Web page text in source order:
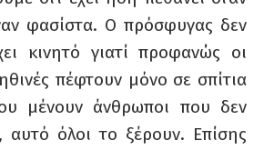
φασίστα. Ο πρόσφυγας δεν
κινητό γιατί προφανώς οι
πέφτουν μόνο σε σπίτια
μένουν άνθρωποι που δεν
αυτό όλοι το ξέρουν. Επίσης